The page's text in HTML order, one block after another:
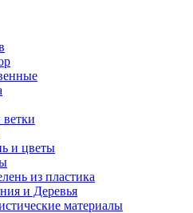
ветки
и цветы
из пластика
и Деревья
материалы